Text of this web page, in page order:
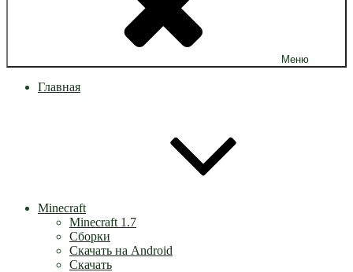
Меню
Главная
Minecraft
Minecraft 1.7
Сборки
Скачать на Android
Скачать